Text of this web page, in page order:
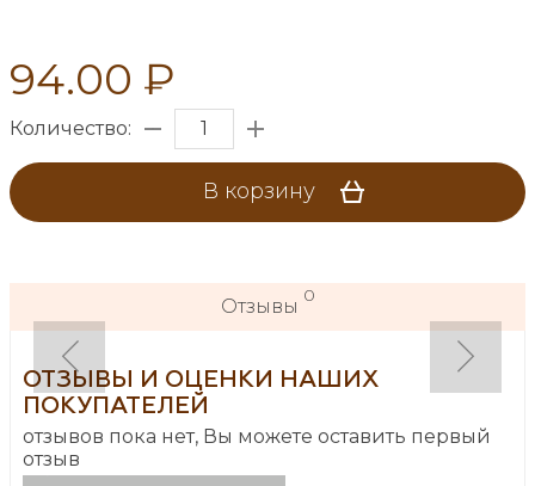
94.00 ₽
Количество:
В корзину
Отзывы 0
ОТЗЫВЫ И ОЦЕНКИ НАШИХ
ПОКУПАТЕЛЕЙ
отзывов пока нет, Вы можете оставить первый
отзыв